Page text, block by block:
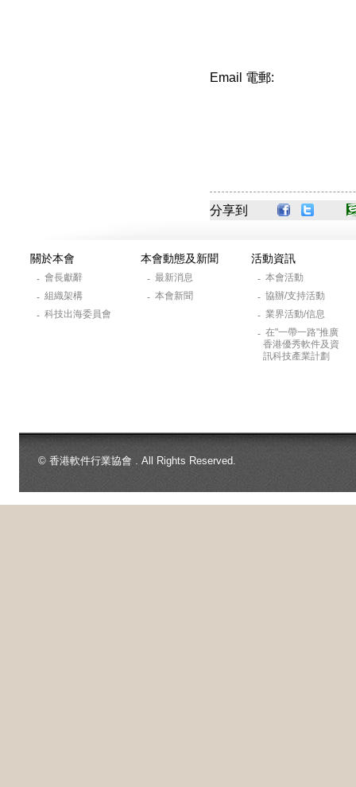
Email 電郵:
分享到
關於本會
- 會長獻辭
- 組織架構
- 科技出海委員會
本會動態及新聞
- 最新消息
- 本會新聞
活動資訊
- 本會活動
- 協辦/支持活動
- 業界活動/信息
- 在"一帶一路"推廣
香港優秀軟件及資
訊科技產業計劃
© 香港軟件行業協會 . All Rights Reserved.